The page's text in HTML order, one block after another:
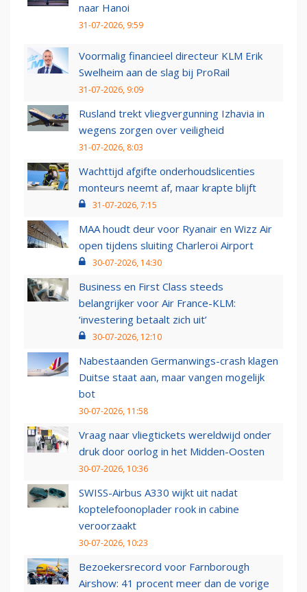
naar Hanoi
31-07-2026, 9:59
Voormalig financieel directeur KLM Erik
Swelheim aan de slag bij ProRail
31-07-2026, 9:09
Rusland trekt vliegvergunning Izhavia in
wegens zorgen over veiligheid
31-07-2026, 8:03
Wachttijd afgifte onderhoudslicenties
monteurs neemt af, maar krapte blijft
31-07-2026, 7:15
MAA houdt deur voor Ryanair en Wizz Air
open tijdens sluiting Charleroi Airport
30-07-2026, 14:30
Business en First Class steeds
belangrijker voor Air France-KLM:
‘investering betaalt zich uit’
30-07-2026, 12:10
Nabestaanden Germanwings-crash klagen
Duitse staat aan, maar vangen mogelijk
bot
30-07-2026, 11:58
Vraag naar vliegtickets wereldwijd onder
druk door oorlog in het Midden-Oosten
30-07-2026, 10:36
SWISS-Airbus A330 wijkt uit nadat
koptelefoonoplader rook in cabine
veroorzaakt
30-07-2026, 10:23
Bezoekersrecord voor Farnborough
Airshow: 41 procent meer dan de vorige